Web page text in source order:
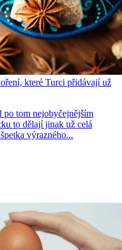
které Turci přidávají už
po tom nejobyčejnějším
to dělají jinak už celá
výrazného...